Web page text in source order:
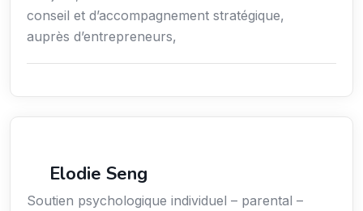
conseil et d’accompagnement stratégique,
auprès d’entrepreneurs,
Elodie Seng
Soutien psychologique individuel – parental –